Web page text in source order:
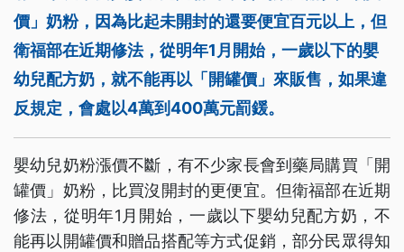
價」奶粉，因為比起未開封的還要便宜百元以上，但
衛福部在近期修法，從明年1月開始，一歲以下的嬰
幼兒配方奶，就不能再以「開罐價」來販售，如果違
反規定，會處以4萬到400萬元罰鍰。
嬰幼兒奶粉漲價不斷，有不少家長會到藥局購買「開
罐價」奶粉，比買沒開封的更便宜。但衛福部在近期
修法，從明年1月開始，一歲以下嬰幼兒配方奶，不
能再以開罐價和贈品搭配等方式促銷，部分民眾得知